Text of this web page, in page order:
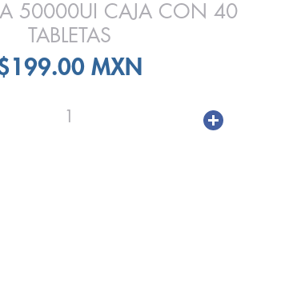
50000UI CAJA CON 40
TABLETAS
MXN
1